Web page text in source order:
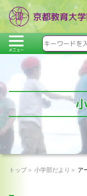
トップ 小学部だより ア